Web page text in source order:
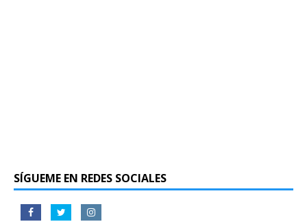
SÍGUEME EN REDES SOCIALES